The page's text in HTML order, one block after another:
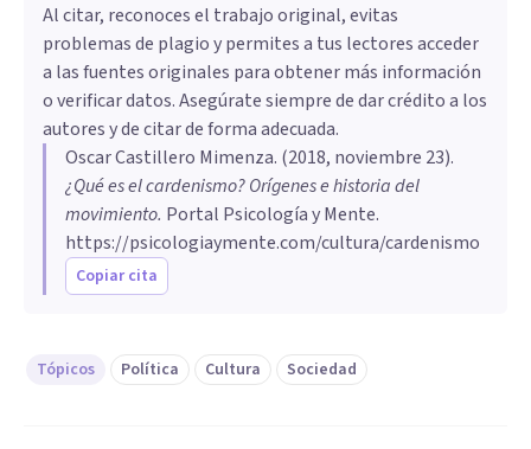
Al citar, reconoces el trabajo original, evitas
problemas de plagio y permites a tus lectores acceder
a las fuentes originales para obtener más información
o verificar datos. Asegúrate siempre de dar crédito a los
autores y de citar de forma adecuada.
Oscar Castillero Mimenza. (2018, noviembre 23).
¿Qué es el cardenismo? Orígenes e historia del
movimiento. Portal Psicología y Mente.
https://psicologiaymente.com/cultura/cardenismo
Copiar cita
Tópicos Política Cultura Sociedad